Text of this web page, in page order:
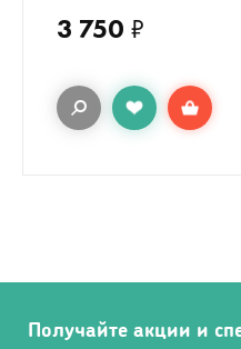
3 750 ₽
Получайте акции и